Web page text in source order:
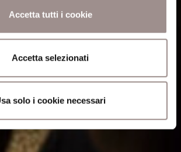
Accetta tutti i cookie
Accetta selezionati
solo i cookie necessari